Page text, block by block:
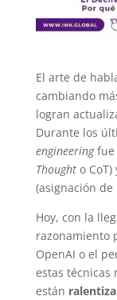
El arte de
cambiando
logran
Durante los
engineeringfue
Thoughto CoT)
(asignación de
Hoy, con la
razonamiento
OpenAI o el
estas técnicas
están